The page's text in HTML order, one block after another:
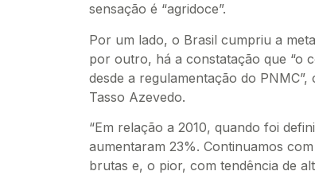
sensação é “agridoce”.
Por um lado, o Brasil cumpriu a
por outro, há a constatação que “o
desde a regulamentação do
Tasso Azevedo.
“Em relação a 2010, quando foi
aumentaram 23%. Continuamos
brutas e, o pior, com tendência de